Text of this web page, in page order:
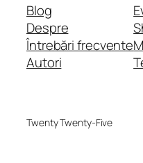
Blog
Despre
Întrebări frecvente
Autori
Twenty Twenty-Five